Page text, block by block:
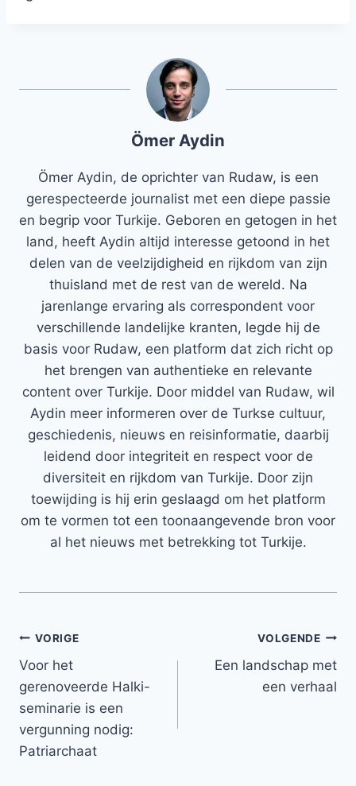
Ömer Aydin
Ömer Aydin, de oprichter van Rudaw, is een
gerespecteerde journalist met een diepe passie
en begrip voor Turkije. Geboren en getogen in het
land, heeft Aydin altijd interesse getoond in het
delen van de veelzijdigheid en rijkdom van zijn
thuisland met de rest van de wereld. Na
jarenlange ervaring als correspondent voor
verschillende landelijke kranten, legde hij de
basis voor Rudaw, een platform dat zich richt op
het brengen van authentieke en relevante
content over Turkije. Door middel van Rudaw, wil
Aydin meer informeren over de Turkse cultuur,
geschiedenis, nieuws en reisinformatie, daarbij
leidend door integriteit en respect voor de
diversiteit en rijkdom van Turkije. Door zijn
toewijding is hij erin geslaagd om het platform
om te vormen tot een toonaangevende bron voor
al het nieuws met betrekking tot Turkije.
Bericht
navigatie
VORIGE
Voor het
gerenoveerde Halki-
seminarie is een
vergunning nodig:
Patriarchaat
VOLGENDE
Een landschap met
een verhaal